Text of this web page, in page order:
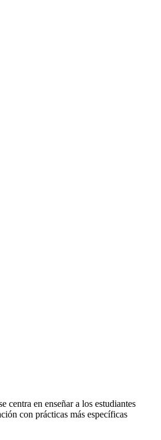
centra en enseñar a los estudiantes
con prácticas más específicas